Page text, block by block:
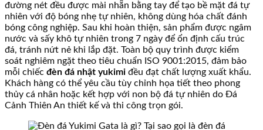
đường nét đều được mài nhẵn bằng tay để tạo bề mặt đá tự
nhiên với độ bóng nhẹ tự nhiên, không dùng hóa chất đánh
bóng công nghiệp. Sau khi hoàn thiện, sản phẩm được ngâm
nước và sấy khô tự nhiên trong 7 ngày để ổn định cấu trúc
đá, tránh nứt nẻ khi lắp đặt. Toàn bộ quy trình được kiểm
soát nghiêm ngặt theo tiêu chuẩn ISO 9001:2015, đảm bảo
mỗi chiếc đèn đá nhật yukimi đều đạt chất lượng xuất khẩu.
Khách hàng có thể yêu cầu tùy chỉnh họa tiết theo phong
thủy cá nhân hoặc kết hợp với non bộ đá tự nhiên do Đá
Cảnh Thiên An thiết kế và thi công trọn gói.